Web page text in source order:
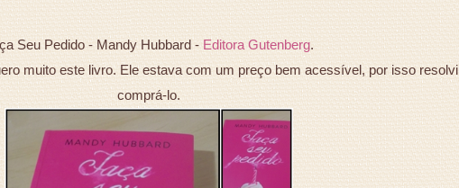
Seu Pedido - Mandy Hubbard -Editora Gutenberg.
muito este livro. Ele estava com um preço bem acessível, por isso resolvi
comprá-lo.